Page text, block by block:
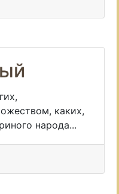
каких,
народа...